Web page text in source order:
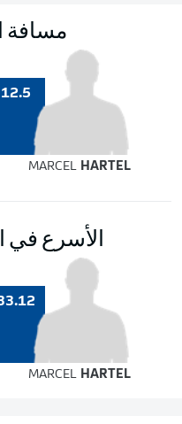
مسافة
12.5
MARCEL HARTEL
الأسرع
MARCEL HARTEL